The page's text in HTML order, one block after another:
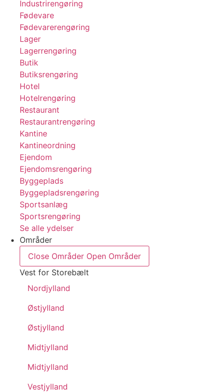
Industrirengøring
Fødevare
Fødevarerengøring
Lager
Lagerrengøring
Butik
Butiksrengøring
Hotel
Hotelrengøring
Restaurant
Restaurantrengøring
Kantine
Kantineordning
Ejendom
Ejendomsrengøring
Byggeplads
Byggepladsrengøring
Sportsanlæg
Sportsrengøring
Se alle ydelser
Områder
Close Områder Open Områder
Vest for Storebælt
Nordjylland
Østjylland
Østjylland
Midtjylland
Midtjylland
Vestjylland